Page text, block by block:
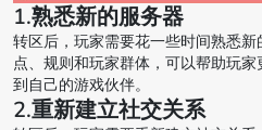
1.熟悉新的服务器
转区后，玩家需要花一些时间熟悉
点、规则和玩家群体，可以帮助玩
到自己的游戏伙伴。
2.重新建立社交关系